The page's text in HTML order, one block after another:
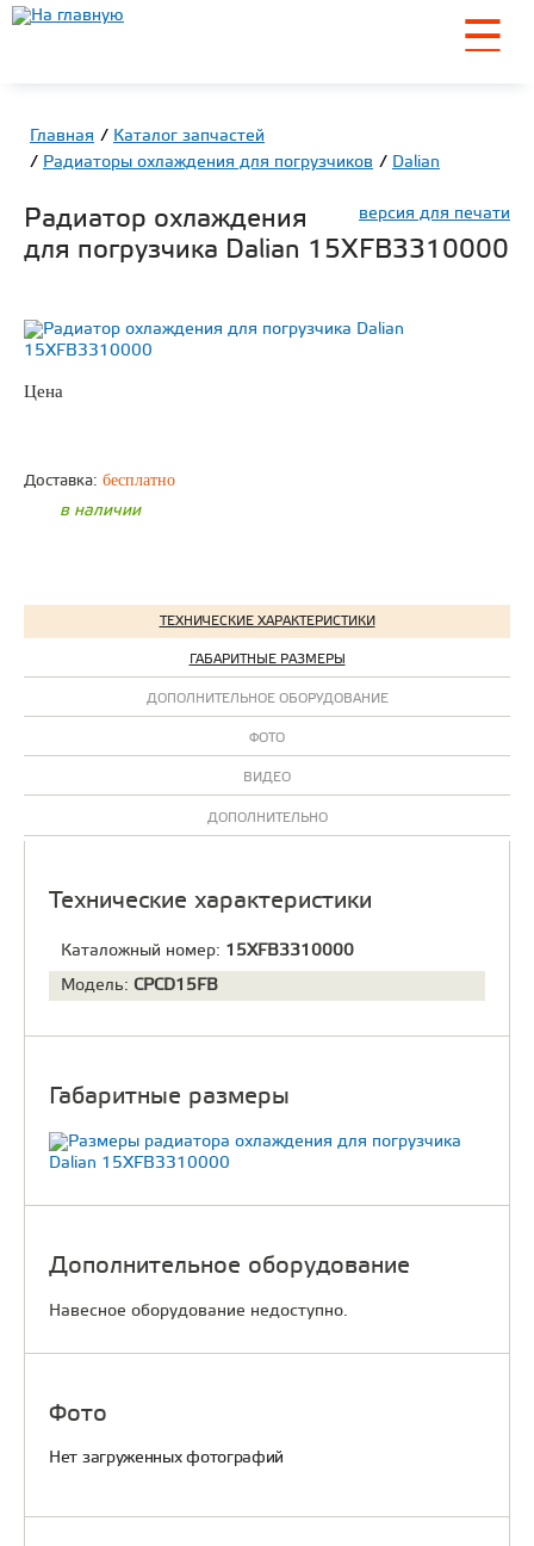
☰
Главная
Каталог запчастей
Радиаторы охлаждения для погрузчиков
Dalian
версия для печати
Радиатор охлаждения
для погрузчика Dalian 15XFB3310000
Цена
Доставка: бесплатно
в наличии
ТЕХНИЧЕСКИЕ ХАРАКТЕРИСТИКИ
ГАБАРИТНЫЕ РАЗМЕРЫ
ДОПОЛНИТЕЛЬНОЕ ОБОРУДОВАНИЕ
ФОТО
ВИДЕО
ДОПОЛНИТЕЛЬНО
Технические характеристики
Каталожный номер: 15XFB3310000
Модель: CPCD15FB
Габаритные размеры
Дополнительное оборудование
Навесное оборудование недоступно.
Фото
Нет загруженных фотографий